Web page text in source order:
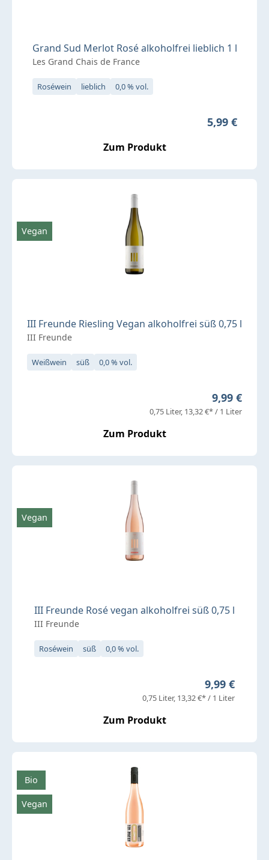
Grand Sud Merlot Rosé alkoholfrei lieblich 1 l
Les Grand Chais de France
Roséwein lieblich 0,0 % vol.
Regulärer
5,99 €
Zum Produkt
III Freunde Riesling Vegan alkoholfrei süß 0,75 l
III Freunde
Weißwein süß 0,0 % vol.
Regulärer
9,99 €
0,75 Liter 13,32 €* / 1 Liter
Zum Produkt
Vegan
III Freunde Rosé vegan alkoholfrei süß 0,75 l
III Freunde
Roséwein süß 0,0 % vol.
Regulärer
9,99 €
0,75 Liter 13,32 €* / 1 Liter
Zum Produkt
Vegan
Bio
Vegan